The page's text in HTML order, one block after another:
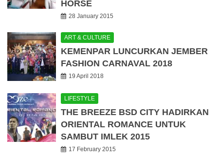
HORSE
28 January 2015
ART & CULTURE
KEMENPAR LUNCURKAN JEMBER
FASHION CARNAVAL 2018
19 April 2018
LIFESTYLE
THE BREEZE BSD CITY HADIRKAN
ORIENTAL ROMANCE UNTUK
SAMBUT IMLEK 2015
17 February 2015